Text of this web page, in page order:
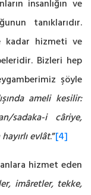
insanlığın ve
tanıklarıdır.
kadar hizmeti ve
Bizleri hep
şöyle
ameli kesilir:
sadaka-i câriye,
evlât.”[4]
hizmet eden
imâretler, tekke,